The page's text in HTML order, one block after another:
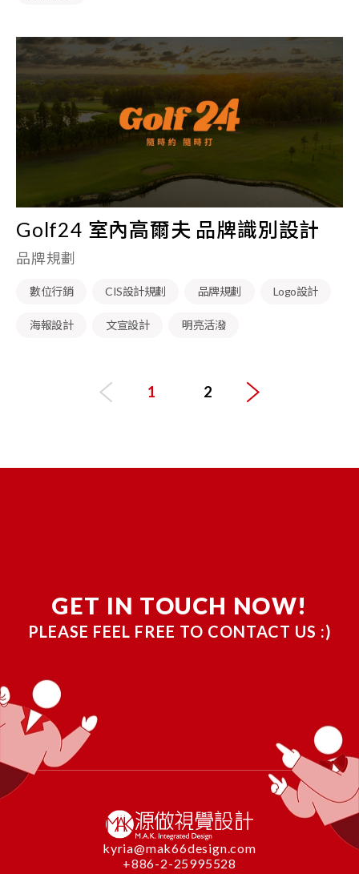
Golf24 室內高爾夫 品牌識別設計
品牌規劃
數位行銷 CIS設計規劃 品牌規劃 Logo設計
海報設計 文宣設計 明亮活潑
1 2
GET IN TOUCH NOW!
PLEASE FEEL FREE TO CONTACT US :)
kyria@mak66design.com
+886-2-25995528